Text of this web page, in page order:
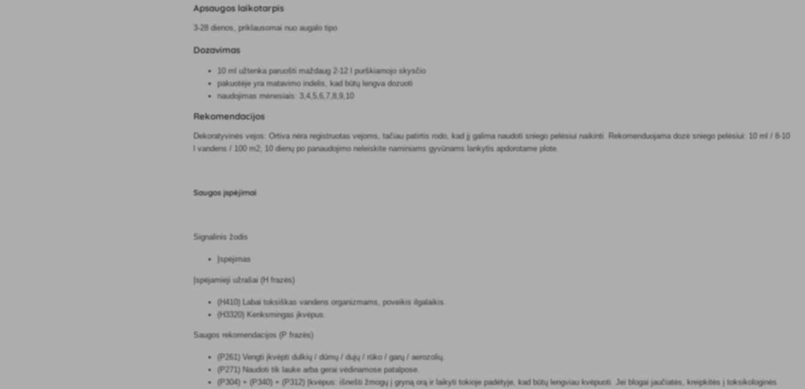
Apsaugos laikotarpis
3-28 dienos, priklausomai nuo augalo tipo
Dozavimas
10 ml užtenka paruošti maždaug 2-12 l purškiamojo skysčio
pakuotėje yra matavimo indelis, kad būtų lengva dozuoti
naudojimas mėnesiais: 3,4,5,6,7,8,9,10
Rekomendacijos
Dekoratyvinės vejos: Ortiva nėra registruotas vejoms, tačiau patirtis rodo, kad jį galima naudoti sniego pelėsiui naikinti. Rekomenduojama dozė sniego pelėsiui: 10 ml / 8-10
l vandens / 100 m2; 10 dienų po panaudojimo neleiskite naminiams gyvūnams lankytis apdorotame plote.
Saugos įspėjimai
Signalinis žodis
Įspėjimas
Įspėjamieji užrašai (H frazės)
(H410) Labai toksiškas vandens organizmams, poveikis ilgalaikis.
(H3320) Kenksmingas įkvėpus.
Saugos rekomendacijos (P frazės)
(P261) Vengti įkvėpti dulkių / dūmų / dujų / rūko / garų / aerozolių.
(P271) Naudoti tik lauke arba gerai vėdinamose patalpose.
(P304) + (P340) + (P312) Įkvėpus: išnešti žmogų į gryną orą ir laikyti tokioje padėtyje, kad būtų lengviau kvėpuoti. Jei blogai jaučiatės, kreipkitės į toksikologinės